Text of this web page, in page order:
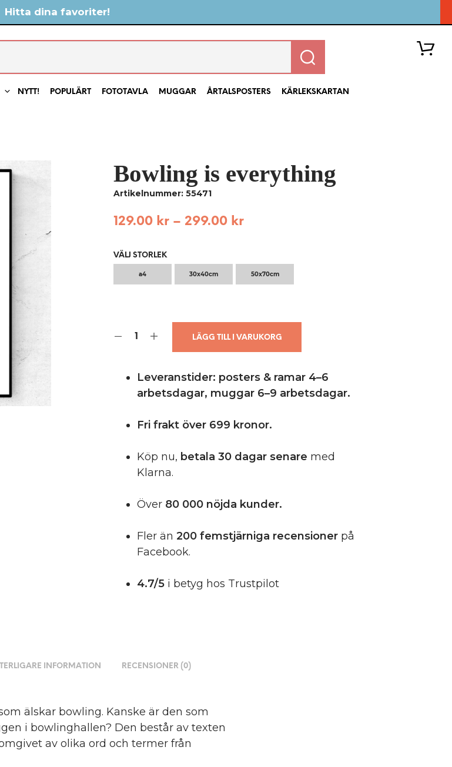
Hitta dina favoriter!
NYTT! POPULÄRT FOTOTAVLA MUGGAR ÅRTALSPOSTERS KÄRLEKSKARTAN
Bowling is everything
Artikelnummer: 55471
129.00 kr – 299.00 kr
VÄLJ STORLEK
a4 30x40cm 50x70cm
LÄGG TILL I VARUKORG
Leveranstider: posters & ramar 4–6
arbetsdagar, muggar 6–9 arbetsdagar.
Fri frakt över 699 kronor.
Köp nu, betala 30 dagar senare med
Klarna.
Över 80 000 nöjda kunder.
Fler än 200 femstjärniga recensionerpå
Facebook.
4.7/5i betyg hos Trustpilot
INFORMATION RECENSIONER (0)
älskar bowling. Kanske är den som
i bowlinghallen? Den består av texten
av olika ord och termer från